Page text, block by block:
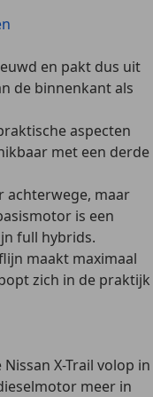
en pakt dus uit
de binnenkant als
aspecten
met een derde
achterwege, maar
is een
full hybrids.
maakt maximaal
zich in de praktijk
X-Trail volop in
meer in